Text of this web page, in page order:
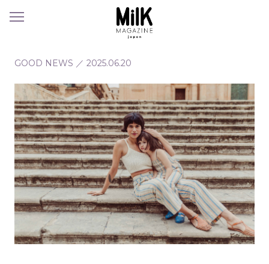
メ
GOOD NEWS ／ 2025.06.20